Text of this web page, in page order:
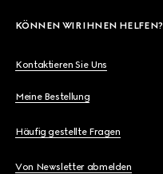
KÖNNEN WIR IHNEN HELFEN?
Kontaktieren Sie Uns
Meine Bestellung
Häufig gestellte Fragen
Von Newsletter abmelden